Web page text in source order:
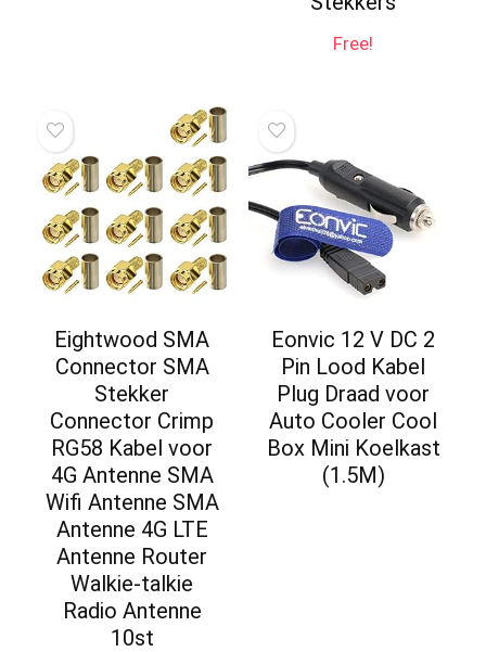
Free!
Eightwood SMA
Connector SMA
Stekker
Connector Crimp
RG58 Kabel voor
4G Antenne SMA
Wifi Antenne SMA
Antenne 4G LTE
Antenne Router
Walkie-talkie
Radio Antenne
10st
Eonvic 12 V DC 2
Pin Lood Kabel
Plug Draad voor
Auto Cooler Cool
Box Mini Koelkast
(1.5M)